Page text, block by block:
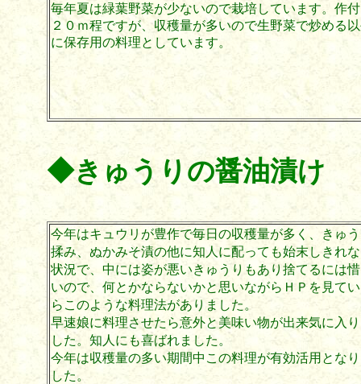
毎年夏は緑葉野菜が少ないので栽培しています。作
２０ｍ程ですが、収穫量が多いので生野菜で炒める
に保存用の料理としています。
◆きゅうりの醤油漬け
今年はキュウリが豊作で毎日の収穫量が多く、きゅ
揉み、ぬかみそ漬の他に知人に配っても始末しきれ
状況で、中には姿が悪いきゅうりもあり捨てるには
いので、何とかならないかと思いながらＨＰを見て
らこのような料理法がありました。
早速娘に料理させたら意外と美味い物が出来気に入
した。知人にも喜ばれました。
今年は収穫量の多い期間中この料理が有効活用とな
した。